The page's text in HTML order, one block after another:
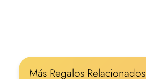
Más Regalos Relacionados